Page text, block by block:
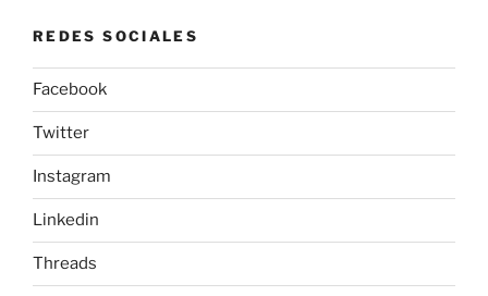
REDES SOCIALES
Facebook
Twitter
Instagram
Linkedin
Threads